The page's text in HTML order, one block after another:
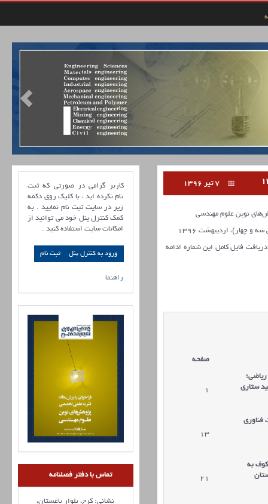
7 تیر 1396
نوین علوم مهندسی
دریافت فایل کامل این شماره ادامه
صفحه
ستاری
1
فناوری
13
به
21
کاربر گرامی در صورتی که ثبت
نام نکرده اید ، با کلیک روی دکمه
زیر در سایت ثبت نام نمایید . به
کمک کنترل پنل خود می توانید از
امکانات سایت استفاده کنید .
ورود به کنترل پنل
راهنما
تماس با دفتر فصلنامه
نشانی: کرج، بلوار باغستان،